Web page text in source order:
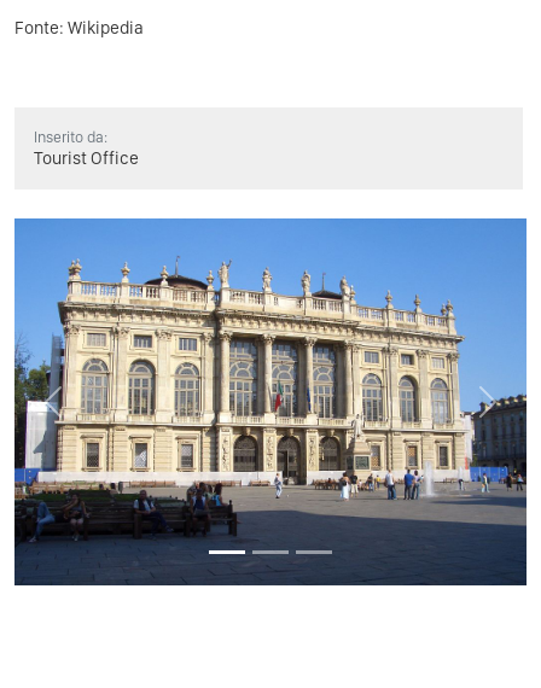
Fonte: Wikipedia
Inserito da:
Tourist Office
Previous Next